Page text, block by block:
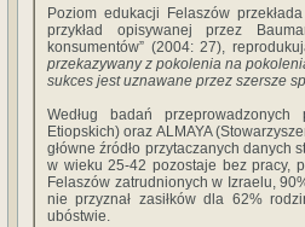
Poziom edukacji Felaszów
przykład opisywanej przez
konsumentów” (2004: 27),
przekazywany z pokolenia na
sukces jest uznawane przez szersze
Według badań
Etiopskich) oraz ALMAYA
główne źródło przytaczanych danych
w wieku 25-42 pozostaje bez pracy,
Felaszów zatrudnionych w Izraelu,
nie przyznał zasiłków dla 62%
ubóstwie.